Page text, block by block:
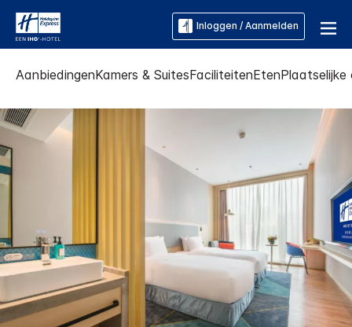
Inloggen / Aanmelden
AanbiedingenKamers & SuitesFaciliteitenEtenPlaatselijke